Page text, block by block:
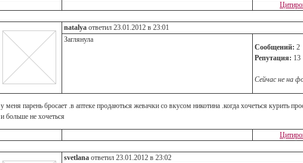
natalya ответил 23.01.2012 в 23:01
Заглянула
Сообщений: 2
Репутация: 13
Сейчас не на
у меня парень бросает .в аптеке продаються жевачки со вкусом никотина .когда хочеться курить
и больше не хочеться
svetlana ответил 23.01.2012 в 23:02